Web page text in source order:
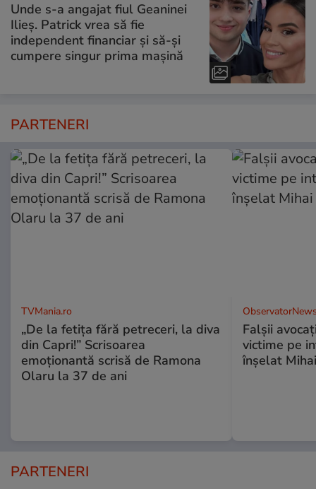
Unde s-a angajat fiul Geaninei
Ilieș. Patrick vrea să fie
independent financiar și să-și
cumpere singur prima mașină
PARTENERI
TVMania.ro
„De la fetița fără petreceri, la diva
din Capri!” Scrisoarea
emoționantă scrisă de Ramona
Olaru la 37 de ani
Falşii
victime pe
înşelat
PARTENERI